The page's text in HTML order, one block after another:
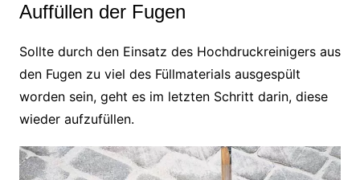
Auffüllen der Fugen
Sollte durch den Einsatz des Hochdruckreinigers aus
den Fugen zu viel des Füllmaterials ausgespült
worden sein, geht es im letzten Schritt darin, diese
wieder aufzufüllen.